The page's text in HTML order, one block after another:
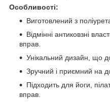
Особливості:
Виготовлений з
Відмінні антиковзні
вправ.
Унікальний дизайн, що
Зручний і приємний на
Підходить для йоги,
вправ.